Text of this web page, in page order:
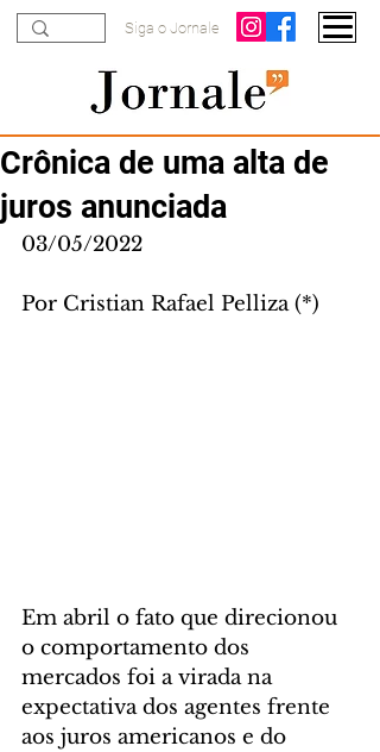
Siga o Jornale
Crônica de uma alta de
juros anunciada
03/05/2022
Por Cristian Rafael Pelliza (*)
Em abril o fato que direcionou
o comportamento dos
mercados foi a virada na
expectativa dos agentes frente
aos juros americanos e do